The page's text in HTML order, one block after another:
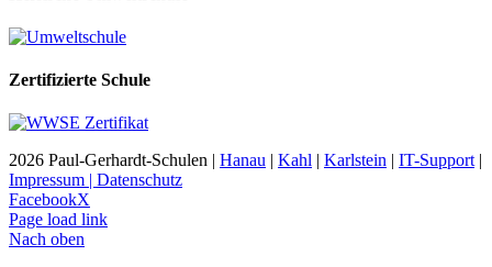
Zertifizierte Schule
2026 Paul-Gerhardt-Schulen | Hanau | Kahl | Karlstein | IT-Support |
Impressum | Datenschutz
FacebookX
Page load link
Nach oben